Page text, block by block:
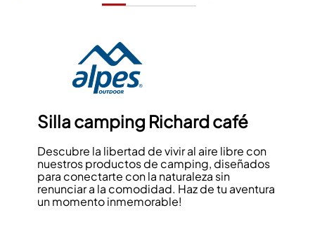
Silla camping Richard café
Descubre la libertad de vivir al aire libre con
nuestros productos de camping, diseñados
para conectarte con la naturaleza sin
renunciar a la comodidad. Haz de tu aventura
un momento inmemorable!